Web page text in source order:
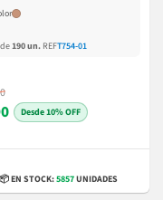
190 un. REFT754-01
10% OFF
📦 EN STOCK:5857UNIDADES